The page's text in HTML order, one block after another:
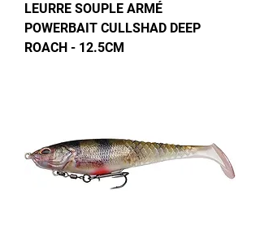
LEURRE SOUPLE ARMÉ
POWERBAIT CULLSHAD DEEP
ROACH - 12.5CM